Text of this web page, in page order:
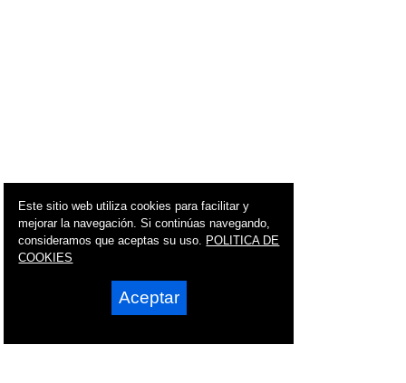
Este sitio web utiliza cookies para facilitar y
mejorar la navegación. Si continúas navegando,
consideramos que aceptas su uso. POLITICA DE
COOKIES
Aceptar